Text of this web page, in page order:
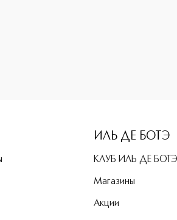
ИЛЬ ДЕ БОТЭ
КЛУБ ИЛЬ ДЕ БОТЭ
Магазины
Акции